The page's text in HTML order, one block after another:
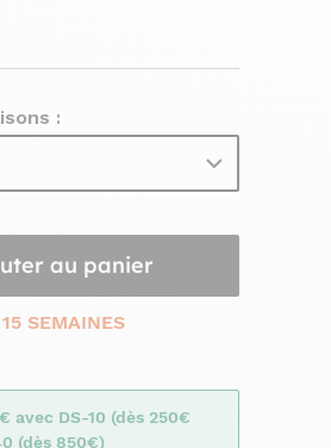
:
au panier
SEMAINES
avec DS-10 (dès 250€
(dès 850€)